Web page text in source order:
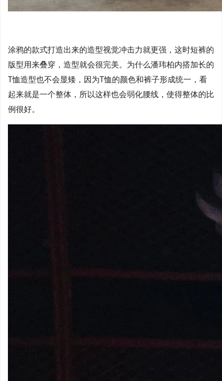
涂鸦的款式打造出来的造型视觉冲击力就更强，这时短裤的
版型用来叠穿，造型就会很完美。为什么潘玮柏内搭加长的
T恤造型也不会显矮，因为T恤的颜色和裤子形成统一，看
起来就是一个整体，所以这样也会弱化腰线，使得整体的比
例很好。